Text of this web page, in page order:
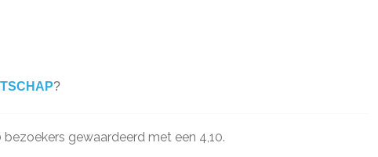
?
gewaardeerd met een 4,10.